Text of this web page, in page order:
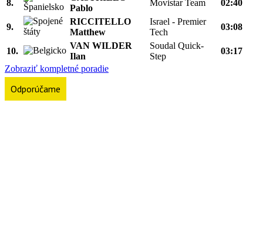
8.
Pablo
Movistar Team 02:40
9.
RICCITELLO
Matthew
Israel - Premier
Tech
03:08
10.
VAN WILDER
Ilan
Soudal Quick-
Step
03:17
Zobraziť kompletné poradie
Odporúčame